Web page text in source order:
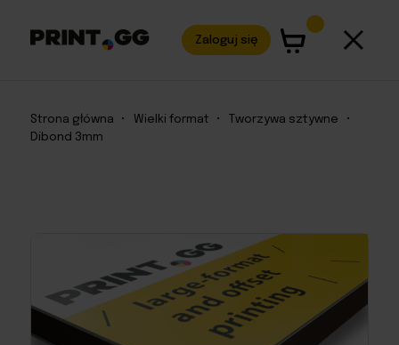
Zaloguj się
Strona główna • Wielki format • Tworzywa sztywne
•
Dibond 3mm